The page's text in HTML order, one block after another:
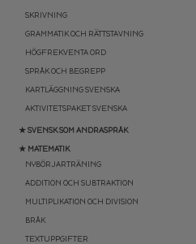
SKRIVNING
GRAMMATIK OCH RÄTTSTAVNING
HÖGFREKVENTA ORD
SPRÅK OCH BEGREPP
KARTLÄGGNING SVENSKA
AKTIVITETSPAKET SVENSKA
★ SVENSK SOM ANDRASPRÅK
★ MATEMATIK
NYBÖRJARTRÄNING
ADDITION OCH SUBTRAKTION
MULTIPLIKATION OCH DIVISION
BRÅK
TEXTUPPGIFTER